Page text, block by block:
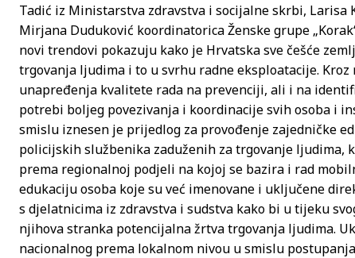
Tadić iz Ministarstva zdravstva i socijalne skrbi, Larisa
Mirjana Duduković koordinatorica Ženske grupe
novi trendovi pokazuju kako je Hrvatska sve češće
trgovanja ljudima i to u svrhu radne eksploatacije.
unapređenja kvalitete rada na prevenciji, ali i na
potrebi boljeg povezivanja i koordinacije svih osoba i
smislu iznesen je prijedlog za provođenje zajedničke
policijskih službenika zaduženih za trgovanje
prema regionalnoj podjeli na kojoj se bazira i rad
edukaciju osoba koje su već imenovane i uključene
s djelatnicima iz zdravstva i sudstva kako bi u tijeku
njihova stranka potencijalna žrtva trgovanja ljudima.
nacionalnog prema lokalnom nivou u smislu